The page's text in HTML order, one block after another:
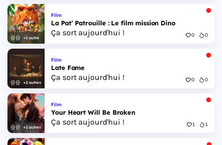
+1 autre
Film
La Pat’ Patrouille : Le film mission Dino
Ça sort aujourd'hui ! 0 0
+2 autres
Film
Late Fame
Ça sort aujourd'hui ! 0 0
+2 autres
Film
Your Heart Will Be Broken
Ça sort aujourd'hui ! 1 1